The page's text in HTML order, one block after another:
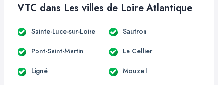
VTC dans Les villes de Loire Atlantique
Sainte-Luce-sur-Loire Sautron
Pont-Saint-Martin Le Cellier
Ligné Mouzeil